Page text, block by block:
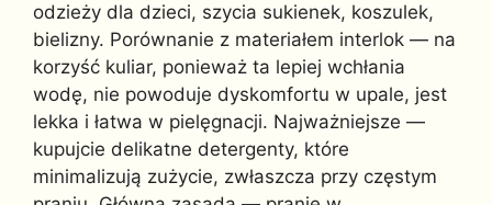
odzieży dla dzieci, szycia sukienek, koszulek,
bielizny. Porównanie z materiałem interlok — na
korzyść kuliar, ponieważ ta lepiej wchłania
wodę, nie powoduje dyskomfortu w upale, jest
lekka i łatwa w pielęgnacji. Najważniejsze —
kupujcie delikatne detergenty, które
minimalizują zużycie, zwłaszcza przy częstym